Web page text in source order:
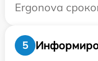
Ergonova
5